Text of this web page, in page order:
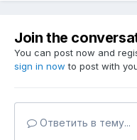
Join the
You can post now and
sign in now to post with
Ответить в тему...